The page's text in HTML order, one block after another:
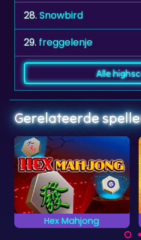
28.Snowbird
29.freggelenje
Alle
Gerelateerde
Classic Mahjongg